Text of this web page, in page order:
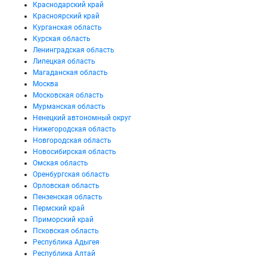
Краснодарский край
Красноярский край
Курганская область
Курская область
Ленинградская область
Липецкая область
Магаданская область
Москва
Московская область
Мурманская область
Ненецкий автономный округ
Нижегородская область
Новгородская область
Новосибирская область
Омская область
Оренбургская область
Орловская область
Пензенская область
Пермский край
Приморский край
Псковская область
Республика Адыгея
Республика Алтай